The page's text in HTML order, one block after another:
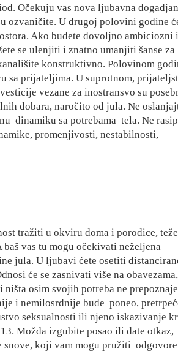
Očekuju vas nova ljubavna
ozvaničite. U drugoj polovini godine
Ako budete dovoljno ambiciozni i
se ulenjiti i znatno umanjiti šanse za
konstruktivno. Polovinom
sa prijateljima. U suprotnom,
vezane za inostransvo su
dobara, naročito od jula. Ne
dinamiku sa potrebama tela. Ne
promenjivosti, nestabilnosti,
tražiti u okviru doma i porodice,
vas tu mogu očekivati neželjena
jula. U ljubavi ćete osetiti
će se zasnivati više na obavezama,
osim svojih potreba ne
i nemilosrdnije bude poneo,
seksualnosti ili njeno iskazivanje
Možda izgubite posao ili date otkaz,
koji vam mogu pružiti